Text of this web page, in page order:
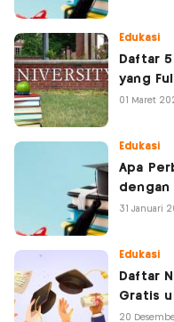
Edukasi
Daftar
yang
01 Maret
Edukasi
Apa
dengan
31 Januari
Edukasi
Daftar
Gratis
20